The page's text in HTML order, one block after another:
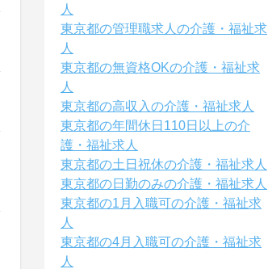
人
東京都の管理職求人の介護・福祉求
人
東京都の無資格OKの介護・福祉求
人
東京都の高収入の介護・福祉求人
東京都の年間休日110日以上の介
護・福祉求人
東京都の土日祝休の介護・福祉求人
東京都の日勤のみの介護・福祉求人
東京都の1月入職可の介護・福祉求
人
東京都の4月入職可の介護・福祉求
人